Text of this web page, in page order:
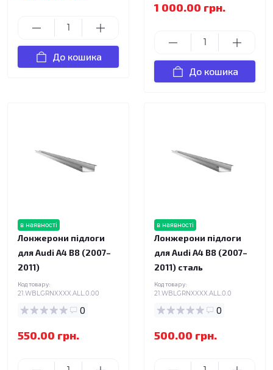
До кошика
1 000.00 грн.
До кошика
в наявності
Лонжерони підлоги
для Audi A4 B8 (2007–
2011)
Код товару:
21.WBLGRNXXXX.ALL.0.00
0
550.00 грн.
в наявності
Лонжерони підлоги
для Audi A4 B8 (2007–
2011) сталь
Код товару:
21.WBLGRNXXXX.ALL.0.0
0
500.00 грн.